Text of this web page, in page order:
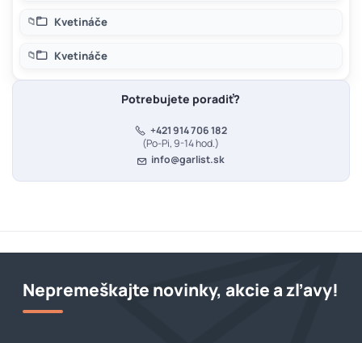
Kvetináče
Kvetináče
Potrebujete poradiť?
+421 914 706 182
(Po-Pi, 9-14 hod.)
info@garlist.sk
Nepremeškajte novinky, akcie a zľavy!